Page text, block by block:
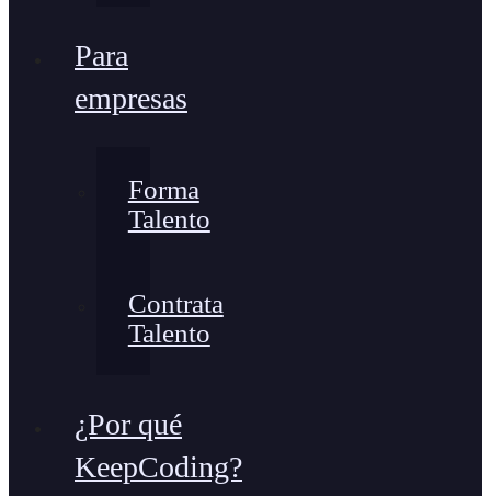
Para
empresas
Forma
Talento
Contrata
Talento
¿Por qué
KeepCoding?